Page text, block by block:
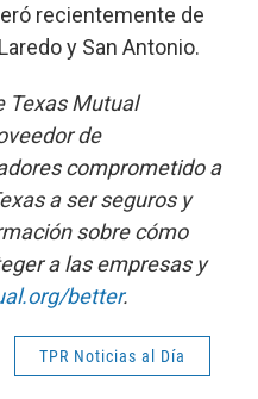
recientemente de
y San Antonio.
Texas Mutual
de
comprometido a
a ser seguros y
sobre cómo
a las empresas y
better.
TPR Noticias al Día